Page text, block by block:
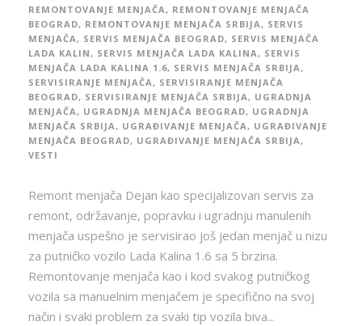
REMONTOVANJE MENJAČA, REMONTOVANJE MENJAČA
BEOGRAD, REMONTOVANJE MENJAČA SRBIJA, SERVIS
MENJAČA, SERVIS MENJAČA BEOGRAD, SERVIS MENJAČA
LADA KALIN, SERVIS MENJAČA LADA KALINA, SERVIS
MENJAČA LADA KALINA 1.6, SERVIS MENJAČA SRBIJA,
SERVISIRANJE MENJAČA, SERVISIRANJE MENJAČA
BEOGRAD, SERVISIRANJE MENJAČA SRBIJA, UGRADNJA
MENJAČA, UGRADNJA MENJAČA BEOGRAD, UGRADNJA
MENJAČA SRBIJA, UGRAĐIVANJE MENJAČA, UGRAĐIVANJE
MENJAČA BEOGRAD, UGRAĐIVANJE MENJAČA SRBIJA,
VESTI
Remont menjača Dejan kao specijalizovan servis za
remont, održavanje, popravku i ugradnju manulenih
menjača uspešno je servisirao još jedan menjač u nizu
za putničko vozilo Lada Kalina 1.6 sa 5 brzina.
Remontovanje menjača kao i kod svakog putničkog
vozila sa manuelnim menjačem je specifično na svoj
način i svaki problem za svaki tip vozila biva...